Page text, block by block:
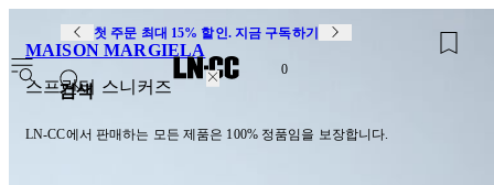
첫 주문 최대 15% 할인. 지금 구독하기
검색
0
MAISON MARGIELA
스프린터 스니커즈
LN-CC에서 판매하는 모든 제품은 100% 정품임을 보장합니다.